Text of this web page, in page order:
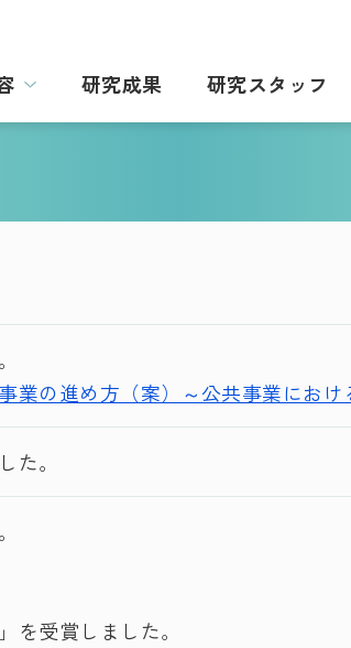
研究成果 研究スタッフ
業の進め方（案）～公共事業にお
た。
」を受賞しました。